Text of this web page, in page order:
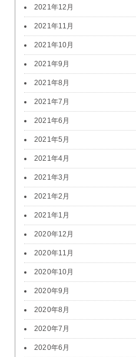
2021年12月
2021年11月
2021年10月
2021年9月
2021年8月
2021年7月
2021年6月
2021年5月
2021年4月
2021年3月
2021年2月
2021年1月
2020年12月
2020年11月
2020年10月
2020年9月
2020年8月
2020年7月
2020年6月